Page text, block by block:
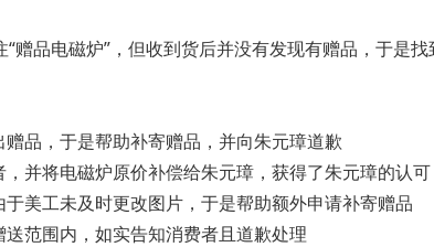
品电磁炉”，但收到货后并没有发现有赠品，于是找
品，于是帮助补寄赠品，并向朱元璋道歉
并将电磁炉原价补偿给朱元璋，获得了朱元璋的认可
美工未及时更改图片，于是帮助额外申请补寄赠品
范围内，如实告知消费者且道歉处理